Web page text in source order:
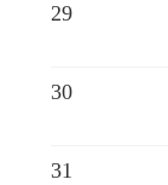
29
30
31